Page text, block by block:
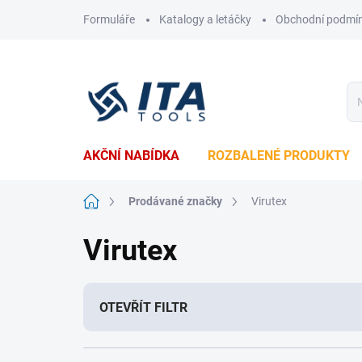
Formuláře Katalogy a letáčky Obchodní
AKČNÍ NABÍDKA ROZBALENÉ PRODUKTY
Domů Prodávané značky Virutex
Virutex
OTEVŘÍT FILTR